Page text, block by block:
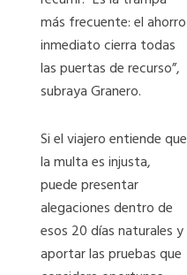
más frecuente: el ahorro
inmediato cierra todas
las puertas de recurso”,
subraya Granero.
Si el viajero entiende que
la multa es injusta,
puede presentar
alegaciones dentro de
esos 20 días naturales y
aportar las pruebas que